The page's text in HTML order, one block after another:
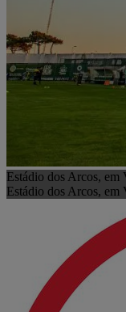
Estádio dos Arcos,
Estádio dos Arcos,